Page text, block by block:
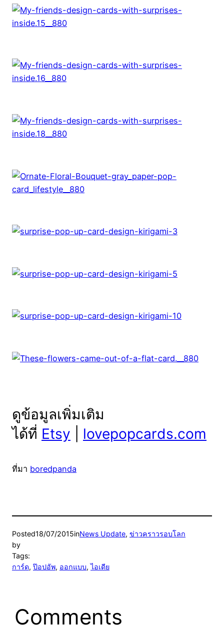
ดูข้อมูลเพิ่มเติม
ได้ที่ Etsy lovepopcards.com
ที่มา boredpanda
Posted18/07/2015inNews Update, ข่าวคราวรอบโลก
by
Tags:
การ์ด, ป๊อปอัพ, ออกแบบ, ไอเดีย
Comments